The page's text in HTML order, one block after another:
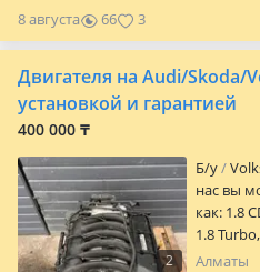
акпп:
POLO
сервисе
МАСЛО
Марии,
8 августа 66 3
Двигателя на Audi/Skoda/
установкой и гарантией
400 000 ₸
2
Б/y
нас вы
как: 1.8
1.8
AXW,
Алматы